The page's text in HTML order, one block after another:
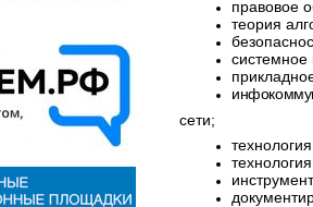
правовое
теория
системное
сети;